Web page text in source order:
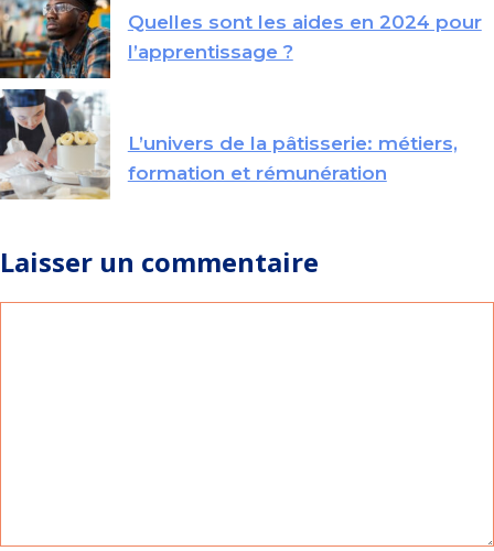
Quelles sont les aides en 2024 pour
l’apprentissage ?
L’univers de la pâtisserie: métiers,
formation et rémunération
Laisser un commentaire